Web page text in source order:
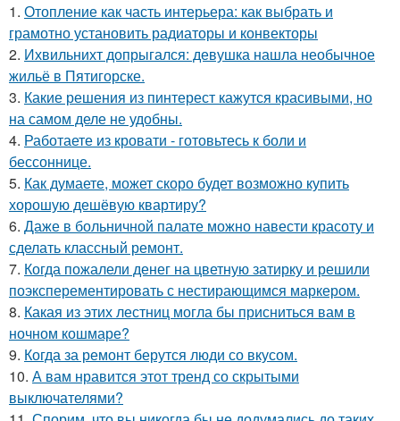
1. Отопление как часть интерьера: как выбрать и
грамотно установить радиаторы и конвекторы
2. Ихвильнихт допрыгался: девушка нашла необычное
жильё в Пятигорске.
3. Какие решения из пинтерест кажутся красивыми, но
на самом деле не удобны.
4. Работаете из кровати - готовьтесь к боли и
бессоннице.
5. Как думаете, может скоро будет возможно купить
хорошую дешёвую квартиру?
6. Даже в больничной палате можно навести красоту и
сделать классный ремонт.
7. Когда пожалели денег на цветную затирку и решили
поэксперементировать с нестирающимся маркером.
8. Какая из этих лестниц могла бы присниться вам в
ночном кошмаре?
9. Когда за ремонт берутся люди со вкусом.
10. А вам нравится этот тренд со скрытыми
выключателями?